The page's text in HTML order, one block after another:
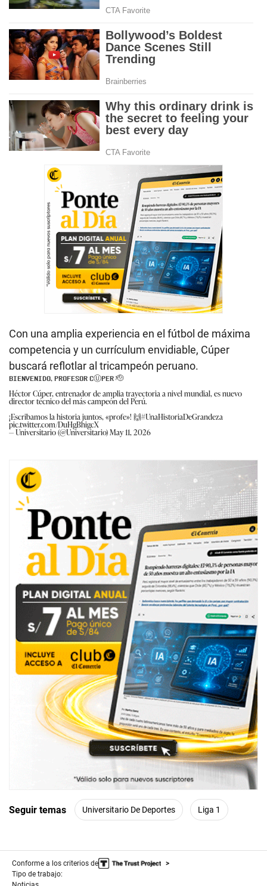
Con una amplia experiencia en el fútbol de máxima
competencia y un currículum envidiable, Cúper
buscará reflotlar al tricampeón peruano.
𝗕𝗜𝗘𝗡𝗩𝗘𝗡𝗜𝗗𝗢, 𝗣𝗥𝗢𝗙𝗘𝗦𝗢𝗥 𝗖Ⓤ𝗣𝗘𝗥 🫡
Héctor Cúper, entrenador de amplia trayectoria a nivel mundial, es nuevo
director técnico del más campeón del Perú.
¡Escribamos la historia juntos, «profe»! 🙌#UnaHistoriaDeGrandeza
pic.twitter.com/DuHgBhigcX
— Universitario (@Universitario)May 11, 2026
Seguir temas Universitario De Deportes Liga 1
Conforme a los criterios de
Tipo de trabajo: